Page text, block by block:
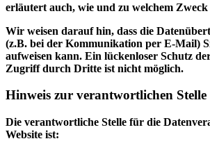
erläutert auch, wie und zu welchem Zweck
Wir weisen darauf hin, dass die
(z.B. bei der Kommunikation per E-Mail)
aufweisen kann. Ein lückenloser Schutz
Zugriff durch Dritte ist nicht möglich.
Hinweis zur verantwortlichen Stelle
Die verantwortliche Stelle für die
Website ist: